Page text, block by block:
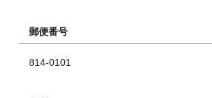
郵便番号
814-0101